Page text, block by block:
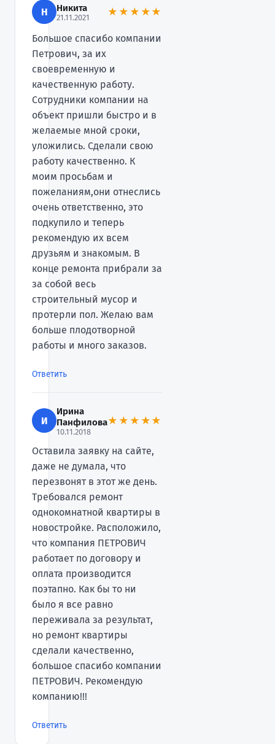
Н Никита
21.11.2021 ★★★★★
Большое спасибо компании
Петрович, за их
своевременную и
качественную работу.
Сотрудники компании на
объект пришли быстро и в
желаемые мной сроки,
уложились. Сделали свою
работу качественно. К
моим просьбам и
пожеланиям,они отнеслись
очень ответственно, это
подкупило и теперь
рекомендую их всем
друзьям и знакомым. В
конце ремонта прибрали за
за собой весь
строительный мусор и
протерли пол. Желаю вам
больше плодотворной
работы и много заказов.
Ответить
И
Ирина
Панфилова
10.11.2018
★★★★★
Оставила заявку на сайте,
даже не думала, что
перезвонят в этот же день.
Требовался ремонт
однокомнатной квартиры в
новостройке. Расположило,
что компания ПЕТРОВИЧ
работает по договору и
оплата производится
поэтапно. Как бы то ни
было я все равно
переживала за результат,
но ремонт квартиры
сделали качественно,
большое спасибо компании
ПЕТРОВИЧ. Рекомендую
компанию!!!
Ответить